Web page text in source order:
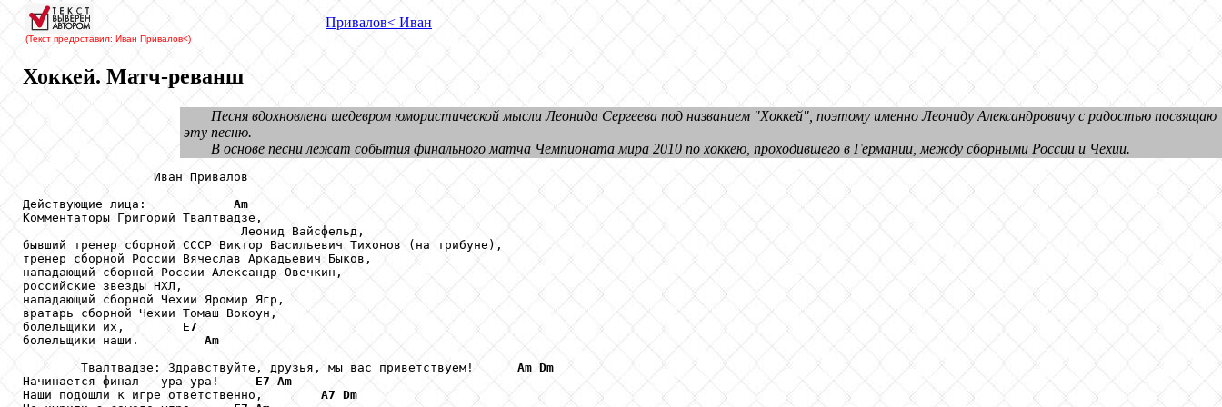
(Текст предоставил: Иван Привалов<)
Привалов< Иван
Хоккей. Матч-реванш
Песня вдохновлена шедевром юмористической мысли Леонида Сергеева под названием "Хоккей", поэтому именно Леониду Александровичу с радостью посвящаю
эту песню.
В основе песни лежат события финального матча Чемпионата мира 2010 по хоккею, проходившего в Германии, между сборными России и Чехии.
                  Иван Привалов
Действующие лица: Am
Комментаторы Григорий Твалтвадзе,
                              Леонид Вайсфельд,
бывший тренер сборной СССР Виктор Васильевич Тихонов (на трибуне),
тренер сборной России Вячеслав Аркадьевич Быков,
нападающий сборной России Александр Овечкин,
российские звезды НХЛ,
нападающий сборной Чехии Яромир Ягр,
вратарь сборной Чехии Томаш Вокоун,
болельщики их, E7
болельщики наши. Am
        Твалтвадзе: Здравствуйте, друзья, мы вас приветствуем!
Am Dm
Начинается финал – ура-ура! E7 Am
Наши подошли к игре ответственно, A7 Dm